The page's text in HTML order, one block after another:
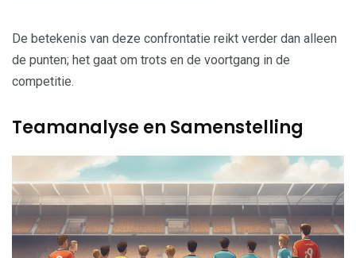
De betekenis van deze confrontatie reikt verder dan alleen
de punten; het gaat om trots en de voortgang in de
competitie.
Teamanalyse en Samenstelling